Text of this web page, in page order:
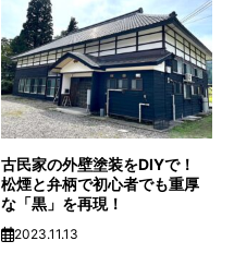
古民家の外壁塗装をDIYで！
松煙と弁柄で初心者でも重厚
な「黒」を再現！
2023.11.13